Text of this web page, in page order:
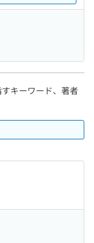
キーワード、著者